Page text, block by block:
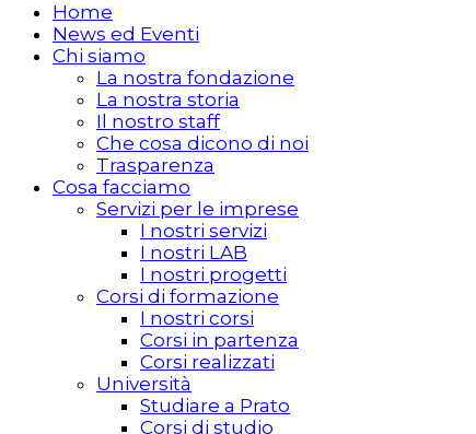
Home
News ed Eventi
Chi siamo
La nostra fondazione
La nostra storia
Il nostro staff
Che cosa dicono di noi
Trasparenza
Cosa facciamo
Servizi per le imprese
I nostri servizi
I nostri LAB
I nostri progetti
Corsi di formazione
I nostri corsi
Corsi in partenza
Corsi realizzati
Università
Studiare a Prato
Corsi di studio